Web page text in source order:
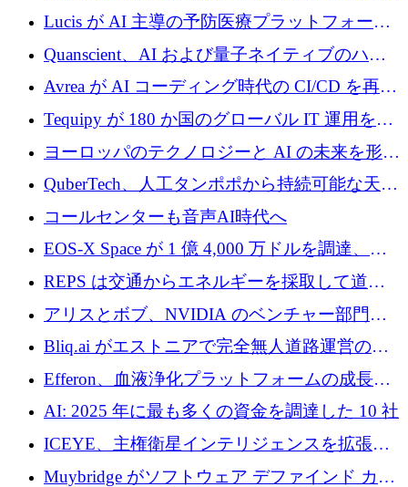
に 400 万ユーロを確保
Lucis が AI 主導の予防医療プラットフォーム
を拡大するためにシリーズ A で 2,000 万ドル
を調達
Quanscient、AI および量子ネイティブのハー
ドウェア エンジニアリングを推進するために
1,000 万ユーロを調達
Avrea が AI コーディング時代の CI/CD を再発
明するために 470 万ドルをかけてステルスか
ら浮上
Tequipy が 180 か国のグローバル IT 運用を自
動化するために 300 万ユーロ以上を調達
ヨーロッパのテクノロジーと AI の未来を形作
る: イノベーション リーダーが Nexus
Luxembourg 2026 に集まる理由
QuberTech、人工タンポポから持続可能な天然
ゴムを開発するために 340 万ポンドを調達
コールセンターも音声AI時代へ
EOS-X Space が 1 億 4,000 万ドルを調達、
Mistral が Emmi AI を買収、Bliq がエストニア
での完全無人道路運営を承認
REPS は交通からエネルギーを採取して道路
を発電所に変えるために 2,360 万ドルを調達
アリスとボブ、NVIDIA のベンチャー部門か
らの投資でシリーズ B を拡大
Bliq.ai がエストニアで完全無人道路運営の承
認を獲得
Efferon、血液浄化プラットフォームの成長に
250万ユーロを確保
AI: 2025 年に最も多くの資金を調達した 10 社
ICEYE、主権衛星インテリジェンスを拡張す
るために 3 億ユーロの信用枠を確保
Muybridge がソフトウェア デファインド カメ